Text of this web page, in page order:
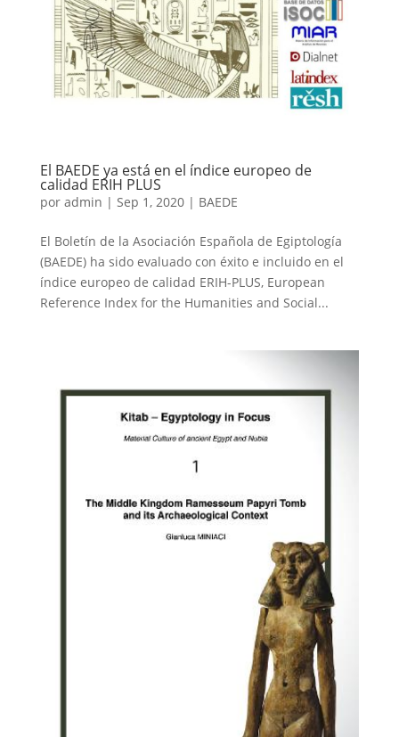
El BAEDE ya está en el índice europeo de
calidad ERIH PLUS
por admin | Sep 1, 2020| BAEDE
El Boletín de la Asociación Española de Egiptología
(BAEDE) ha sido evaluado con éxito e incluido en el
índice europeo de calidad ERIH-PLUS, European
Reference Index for the Humanities and Social...